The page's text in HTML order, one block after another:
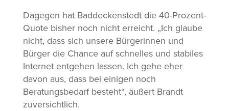
Dagegen hat Baddeckenstedt die 40-Prozent-
Quote bisher noch nicht erreicht. „Ich glaube
nicht, dass sich unsere Bürgerinnen und
Bürger die Chance auf schnelles und stabiles
Internet entgehen lassen. Ich gehe eher
davon aus, dass bei einigen noch
Beratungsbedarf besteht“, äußert Brandt
zuversichtlich.